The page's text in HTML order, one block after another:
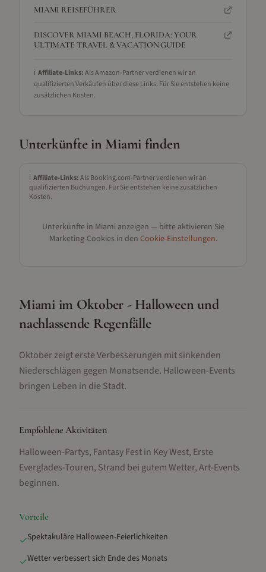
MIAMI REISEFÜHRER
DISCOVER MIAMI BEACH, FLORIDA: YOUR
ULTIMATE TRAVEL & VACATION GUIDE
ℹ️ Affiliate-Links:Als Amazon-Partner verdienen wir an
qualifizierten Verkäufen über diese Links. Für Sie entstehen keine
zusätzlichen Kosten.
Unterkünfte in Miami finden
ℹ️ Affiliate-Links:Als Booking.com-Partner verdienen wir an
qualifizierten Buchungen. Für Sie entstehen keine zusätzlichen
Kosten.
Unterkünfte in Miami anzeigen — bitte aktivieren Sie
Marketing-Cookies in den Cookie-Einstellungen.
Miami im Oktober - Halloween und
nachlassende Regenfälle
Oktober zeigt erste Verbesserungen mit sinkenden
Niederschlägen gegen Monatsende. Halloween-Events
bringen Leben in die Stadt.
Empfohlene Aktivitäten
Halloween-Partys, Fantasy Fest in Key West, Erste
Everglades-Touren, Strand bei gutem Wetter, Art-Events
beginnen.
Vorteile
✓Spektakuläre Halloween-Feierlichkeiten
✓Wetter verbessert sich Ende des Monats